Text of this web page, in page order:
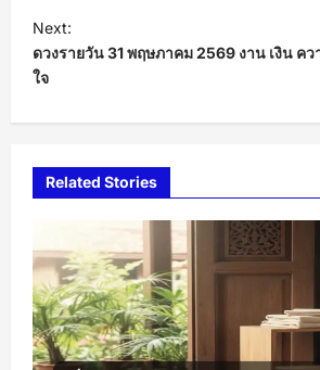
s
t
n
a
a
t
i
o
Next:
ดวงรายวัน 31 พฤษภาคม 2569 งาน เงิน ค
ใจ
Related Stories